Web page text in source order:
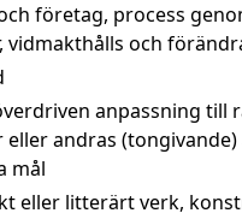
företag, process
vidmakthålls och
anpassning till
andras (tongivande)
mål
eller litterärt verk,